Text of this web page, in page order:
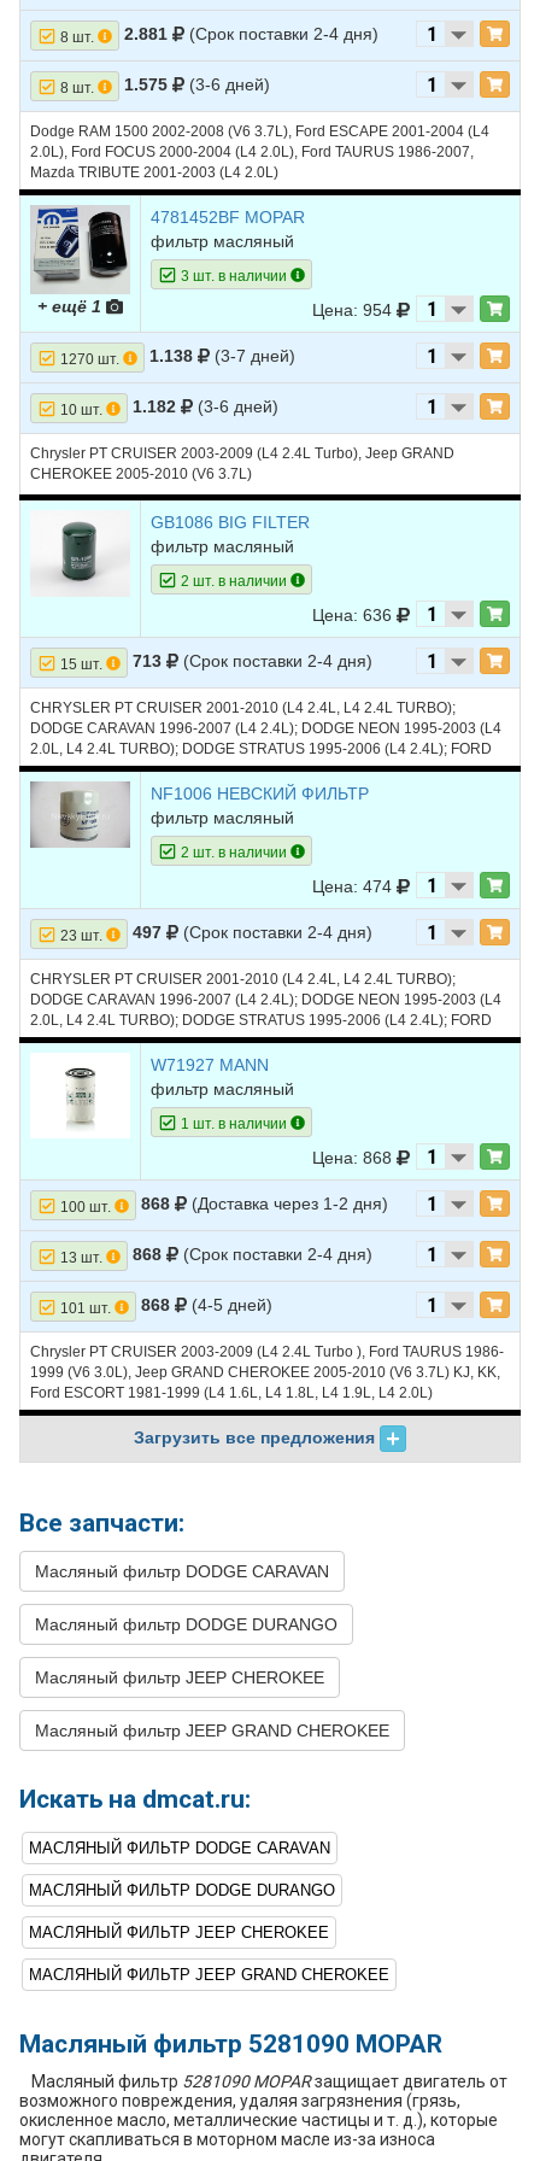
17 JEEP
18 JEEP CHEROKEE 1996 L6 4.0L
19 JEEP
20 JEEP CHEROKEE 1995 L6 4.0L
CHEROKEE
22 JEEP CHEROKEE 1994
23 JEEP CHEROKEE 1993
24 JEEP L6 4.0L
25 JEEP CHEROKEE 1992
26 JEEP CHEROKEE 1992 L6 4.0L
27 JEEP CHEROKEE 1991 L4 2.5L
28 JEEP CHEROKEE
29 JEEP
CHEROKEE
JEEP
GRAND
CHEROKEE
2007
31 JEEP
GRAND
CHEROKEE
2007 V8 4.7L
CHEROKEE
33 JEEP
GRAND
2007 V8 6.1L
JEEP
GRAND
CHEROKEE
2006
V8 4.7L
36 JEEP
GRAND
CHEROKEE
2006 V8 5.7L
37 JEEP
GRAND
CHEROKEE
2006 V8 6.1L
JEEP
GRAND
CHEROKEE
JEEP
GRAND
2005
40 JEEP
CHEROKEE
41 JEEP
GRAND
2004 L6 4.0L - SOHC
42 JEEP
GRAND
CHEROKEE
43 JEEP
GRAND
CHEROKEE
2004 V8 4.7L
GRAND
2003 L6 4.0L
CHEROKEE
46 JEEP
GRAND
CHEROKEE
2002 L6 4.0L
47 JEEP
GRAND
CHEROKEE
2002 V8 4.7L
48 JEEP
GRAND
CHEROKEE
2001
49 JEEP
GRAND
2001 V8 4.7L
50 JEEP
GRAND
51 JEEP
GRAND
CHEROKEE
2000 V8 4.7L
52 JEEP
GRAND
CHEROKEE
1999
53 JEEP
GRAND
1999 V8 4.7L
54 JEEP
GRAND
1998
L4 2.5L DIESEL -
55 JEEP
GRAND
CHEROKEE
1998 L6 4.0L
8 шт. 2.881 (Срок поставки 2-4 дня)
8 шт. 1.575 (3-6 дней)
Dodge RAM 1500 2002-2008 (V6 3.7L), Ford ESCAPE 2001-2004 (L4
2.0L), Ford FOCUS 2000-2004 (L4 2.0L), Ford TAURUS 1986-2007,
Mazda TRIBUTE 2001-2003 (L4 2.0L)
+ ещё 1
4781452BF MOPAR
фильтр масляный
3 шт. в наличии
Цена: 954
1270 шт. 1.138 (3-7 дней)
10 шт. 1.182 (3-6 дней)
Chrysler PT CRUISER 2003-2009 (L4 2.4L Turbo), Jeep GRAND
CHEROKEE 2005-2010 (V6 3.7L)
GB1086 BIG FILTER
фильтр масляный
2 шт. в наличии
Цена: 636
15 шт. 713 (Срок поставки 2-4 дня)
CHRYSLER PT CRUISER 2001-2010 (L4 2.4L, L4 2.4L TURBO);
DODGE CARAVAN 1996-2007 (L4 2.4L); DODGE NEON 1995-2003 (L4
2.0L, L4 2.4L TURBO); DODGE STRATUS 1995-2006 (L4 2.4L); FORD
ESCAPE 2005-2008 (L4 2.3L, L4 2.3L HYBRID); JEEP LIBERTY 2002-
2005 (L4 2.4L); FORD ESCORT; FORD TAURUS; JEEP GRAND
CHEROKEE
NF1006 НЕВСКИЙ ФИЛЬТР
фильтр масляный
2 шт. в наличии
Цена: 474
23 шт. 497 (Срок поставки 2-4 дня)
CHRYSLER PT CRUISER 2001-2010 (L4 2.4L, L4 2.4L TURBO);
DODGE CARAVAN 1996-2007 (L4 2.4L); DODGE NEON 1995-2003 (L4
2.0L, L4 2.4L TURBO); DODGE STRATUS 1995-2006 (L4 2.4L); FORD
ESCAPE 2005-2008 (L4 2.3L, L4 2.3L HYBRID); JEEP LIBERTY 2002-
W71927 MANN
фильтр масляный
1 шт. в наличии
Цена: 868
100 шт. 868 (Доставка через 1-2 дня)
13 шт. 868 (Срок поставки 2-4 дня)
101 шт. 868 (4-5 дней)
Chrysler PT CRUISER 2003-2009 (L4 2.4L Turbo ), Ford TAURUS 1986-
1999 (V6 3.0L), Jeep GRAND CHEROKEE 2005-2010 (V6 3.7L) KJ, KK,
Ford ESCORT 1981-1999 (L4 1.6L, L4 1.8L, L4 1.9L, L4 2.0L)
Загрузить все предложения
Все запчасти:
Масляный фильтр DODGE CARAVAN
Масляный фильтр DODGE DURANGO
Масляный фильтр JEEP CHEROKEE
Масляный фильтр JEEP GRAND CHEROKEE
Искать на dmcat.ru:
МАСЛЯНЫЙ ФИЛЬТР DODGE CARAVAN
МАСЛЯНЫЙ ФИЛЬТР DODGE DURANGO
МАСЛЯНЫЙ ФИЛЬТР JEEP CHEROKEE
МАСЛЯНЫЙ ФИЛЬТР JEEP GRAND CHEROKEE
Масляный фильтр 5281090 MOPAR
Масляный фильтр 5281090 MOPARзащищает двигатель от
возможного повреждения, удаляя загрязнения (грязь,
окисленное масло, металлические частицы и т. д.), которые
могут скапливаться в моторном масле из-за износа